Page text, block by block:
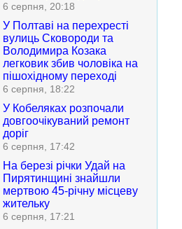
6 серпня, 20:18
У Полтаві на перехресті
вулиць Сковороди та
Володимира Козака
легковик збив чоловіка на
пішохідному переході
6 серпня, 18:22
У Кобеляках розпочали
довгоочікуваний ремонт
доріг
6 серпня, 17:42
На березі річки Удай на
Пирятинщині знайшли
мертвою 45-річну місцеву
жительку
6 серпня, 17:21